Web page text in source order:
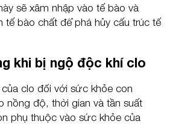
sẽ xâm nhập vào tế bào và
tế bào chất để phá hủy cấu trúc tế
khi bị ngộ độc khí clo
clo đối với sức khỏe con
nồng độ, thời gian và tần suất
phụ thuộc vào sức khỏe của